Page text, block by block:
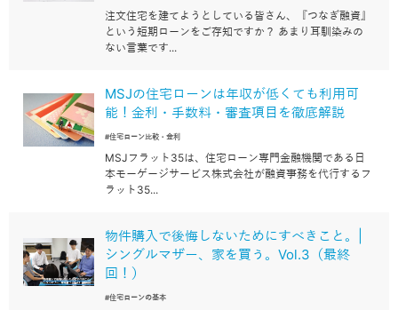
注文住宅を建てようとしている皆さん、『つなぎ融資』
という短期ローンをご存知ですか？ あまり耳馴染みの
ない言葉です...
MSJの住宅ローンは年収が低くても利用可
能！金利・手数料・審査項目を徹底解説
#住宅ローン比較・金利
MSJフラット35は、住宅ローン専門金融機関である日
本モーゲージサービス株式会社が融資事務を代行するフ
ラット35...
物件購入で後悔しないためにすべきこと。|
シングルマザー、家を買う。Vol.3（最終
回！）
#住宅ローンの基本